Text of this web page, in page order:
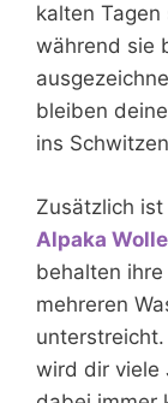
kalten Tagen
während sie
bleiben
ins
Zusätzlich
Alpaka Wolle
behalten
mehreren
wird dir viele